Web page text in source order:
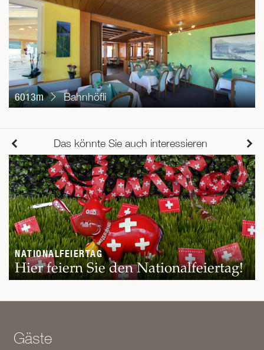
6013m Bahnhöfli
Das könnte Sie auch interessieren
NATIONALFEIERTAG
Hier feiern Sie den Nationalfeiertag!
Gäste